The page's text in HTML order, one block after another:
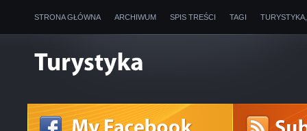
STRONA GŁÓWNA ARCHIWUM SPIS TREŚCI TAGI